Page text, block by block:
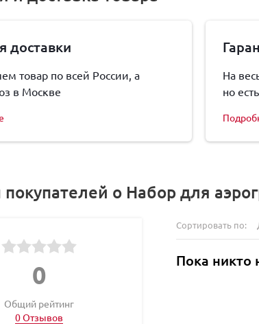
доставки
товар по всей России, а
в Москве
На
но
о Набор для
0
Общий рейтинг
0 Отзывов
Сортировать по:
Пока никто